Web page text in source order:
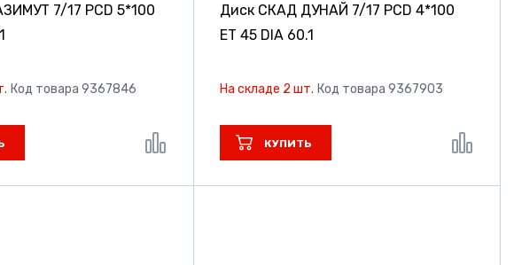
7/17 PCD 5*100
Код товара 9367846
Диск СКАД ДУНАЙ 7/17 PCD 4*100
ET 45 DIA 60.1
На складе 2 шт. Код товара 9367903
КУПИТЬ